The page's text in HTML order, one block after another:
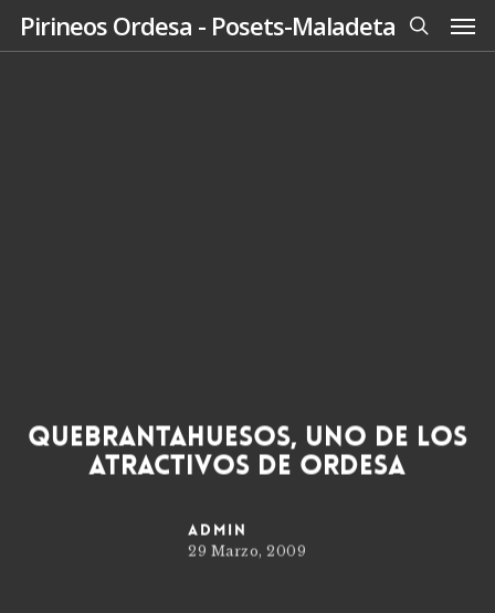
SkipPirineos Ordesa - Posets-Maladeta
search
Quebrantahuesos, uno de los
atractivos de Ordesa
admin
29 Marzo, 2009